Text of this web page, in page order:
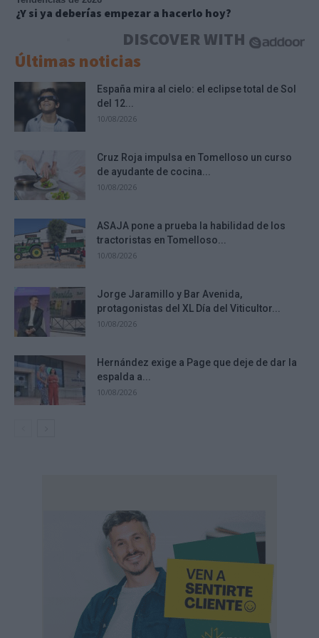
¿Y si ya deberías empezar a hacerlo hoy?
DISCOVER WITH
Últimas noticias
España mira al cielo: el eclipse total de Sol
del 12...
10/08/2026
Cruz Roja impulsa en Tomelloso un curso
de ayudante de cocina...
10/08/2026
ASAJA pone a prueba la habilidad de los
tractoristas en Tomelloso...
10/08/2026
Jorge Jaramillo y Bar Avenida,
protagonistas del XL Día del Viticultor...
10/08/2026
Hernández exige a Page que deje de dar la
espalda a...
10/08/2026